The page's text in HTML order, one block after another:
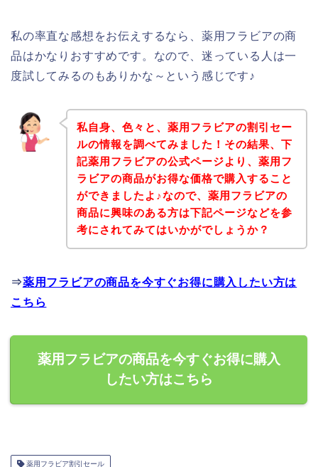
私の率直な感想をお伝えするなら、薬用フラビアの商
品はかなりおすすめです。なので、迷っている人は一
度試してみるのもありかな～という感じです♪
私自身、色々と、薬用フラビアの割引セー
ルの情報を調べてみました！その結果、下
記薬用フラビアの公式ページより、薬用フ
ラビアの商品がお得な価格で購入すること
ができましたよ♪なので、薬用フラビアの
商品に興味のある方は下記ページなどを参
考にされてみてはいかがでしょうか？
⇒薬用フラビアの商品を今すぐお得に購入したい方は
こちら
薬用フラビアの商品を今すぐお得に購入
したい方はこちら
薬用フラビア割引セール